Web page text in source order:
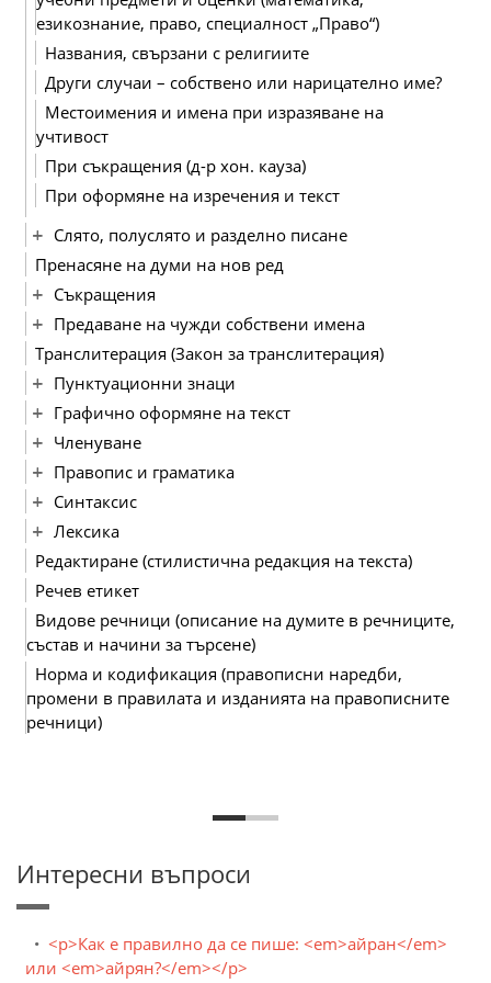
езикознание, право, специалност „Право“)
Названия, свързани с религиите
Други случаи – собствено или нарицателно име?
Местоимения и имена при изразяване на
учтивост
При съкращения (д-р хон. кауза)
При оформяне на изречения и текст
Слято, полуслято и разделно писане
Пренасяне на думи на нов ред
Съкращения
Предаване на чужди собствени имена
Транслитерация (Закон за транслитерация)
Пунктуационни знаци
Графично оформяне на текст
Членуване
Правопис и граматика
Синтаксис
Лексика
Редактиране (стилистична редакция на текста)
Речев етикет
Видове речници (описание на думите в речниците,
състав и начини за търсене)
Норма и кодификация (правописни наредби,
промени в правилата и изданията на правописните
речници)
Интересни въпроси
<p>Как е правилно да се пише: <em>айран</em>
или <em>айрян?</em></p>